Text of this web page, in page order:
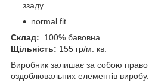
ззаду
normal fit
Склад:
100% бавовна
Щільність: 155 гр/м. кв.
Виробник залишає за собою право
оздоблювальних елементів виробу.